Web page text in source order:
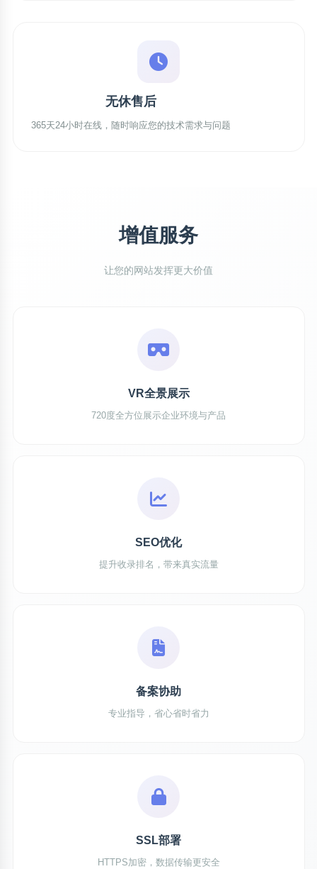
无休售后
365天24小时在线，随时响应您的技术需求与问题
增值服务
让您的网站发挥更大价值
VR全景展示
720度全方位展示企业环境与产品
SEO优化
提升收录排名，带来真实流量
备案协助
专业指导，省心省时省力
SSL部署
HTTPS加密，数据传输更安全